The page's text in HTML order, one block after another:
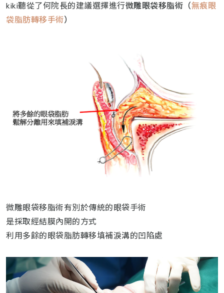
kiki聽從了何院長的建議選擇進行微雕眼袋移脂術（無痕眼
袋脂肪轉移手術）
微雕眼袋移脂術有別於傳統的眼袋手術
是採取經結膜內開的方式
利用多餘的眼袋脂肪轉移填補淚溝的凹陷處